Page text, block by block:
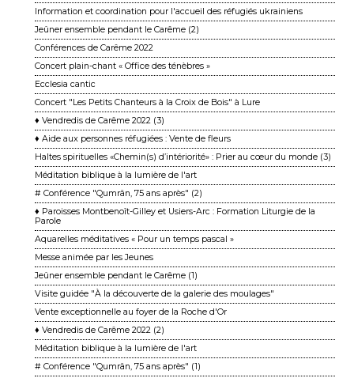
Information et coordination pour l'accueil des réfugiés ukrainiens
Jeûner ensemble pendant le Carême (2)
Conférences de Carême 2022
Concert plain-chant « Office des ténèbres »
Ecclesia cantic
Concert "Les Petits Chanteurs à la Croix de Bois" à Lure
♦ Vendredis de Carême 2022 (3)
♦ Aide aux personnes réfugiées : Vente de fleurs
Haltes spirituelles «Chemin(s) d’intériorité» : Prier au cœur du monde (3)
Méditation biblique à la lumière de l'art
# Conférence "Qumrân, 75 ans après" (2)
♦ Paroisses Montbenoît-Gilley et Usiers-Arc : Formation Liturgie de la
Parole
Aquarelles méditatives « Pour un temps pascal »
Messe animée par les Jeunes
Jeûner ensemble pendant le Carême (1)
Visite guidée "À la découverte de la galerie des moulages"
Vente exceptionnelle au foyer de la Roche d'Or
♦ Vendredis de Carême 2022 (2)
Méditation biblique à la lumière de l'art
# Conférence "Qumrân, 75 ans après" (1)